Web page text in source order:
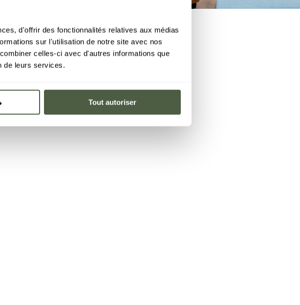
d'offrir des fonctionnalités relatives aux médias
sur l'utilisation de notre site avec nos
celles-ci avec d'autres informations que
de leurs services.
Tout autoriser